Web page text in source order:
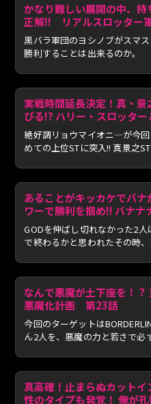
かなり難しい展開の中、
正解!! リアルスロッター
黒バラ軍団のヨシノブがスマ
勝利することは出来るのか。
実戦時間延長決定！真・
びる!? ハリー・スロッタ
絶好調リョウマイオニ―が今
めての上位STに突入!! 真景之
あることがキッカケでバ
ワーで勝利を掴め!! バナ
後編
GODを伸ばし切れなかった2
で終わるかと思われたその時
なんで悪魔が土下座を！？
悪魔化計画 第23話
今回のターゲットは
ん2人を、悪魔の力と若さで必
真高確！止まらぬカット